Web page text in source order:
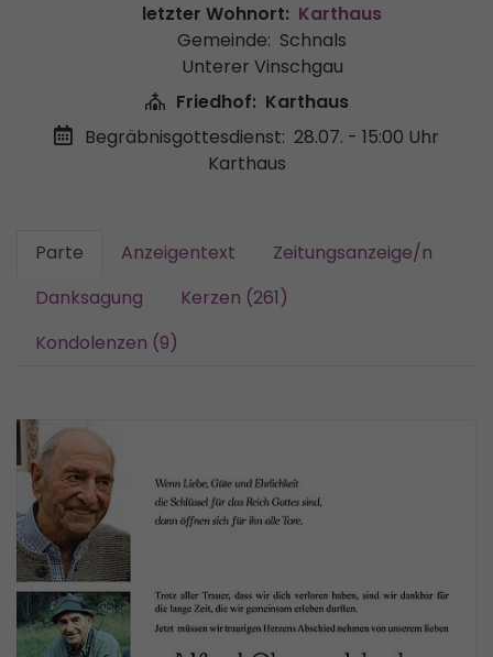
letzter Wohnort: Karthaus
Gemeinde: Schnals
Unterer Vinschgau
Friedhof: Karthaus
Begräbnisgottesdienst: 28.07. - 15:00 Uhr
Karthaus
Parte Anzeigentext
Zeitungsanzeige/n
Danksagung
Kerzen (261)
Kondolenzen (9)